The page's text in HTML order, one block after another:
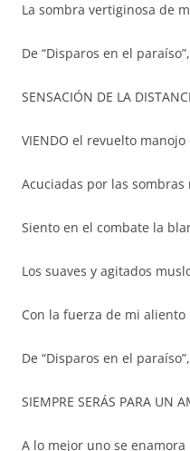
La sombra vertiginosa de
De “Disparos en el
SENSACIÓN DE LA
VIENDO el revuelto
Acuciadas por las
Siento en el combate la
Los suaves y agitados
Con la fuerza de mi aliento
De “Disparos en el
SIEMPRE SERÁS PARA UN
A lo mejor uno se